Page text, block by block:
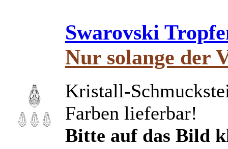
Swarovski
Nur solange der
Kristall-
Farben lieferbar!
Bitte auf das Bild